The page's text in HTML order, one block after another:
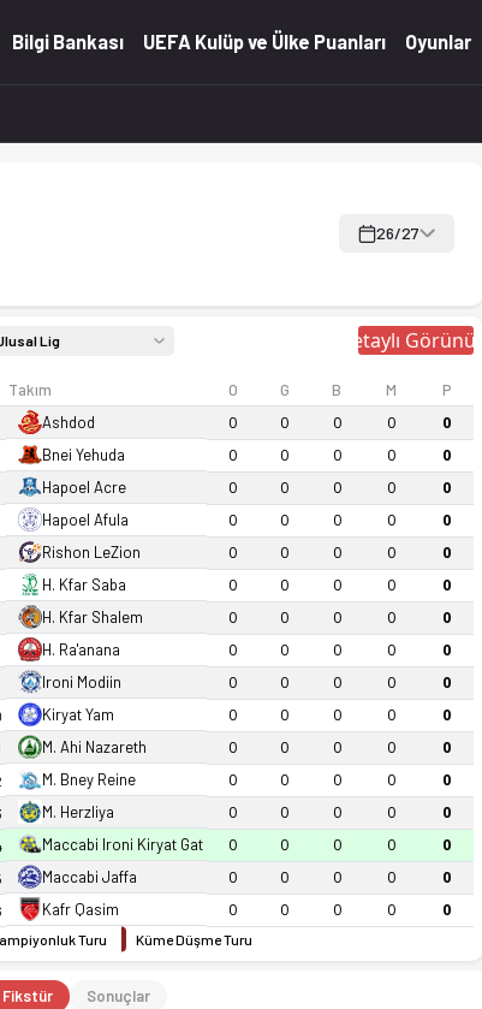
Bilgi Bankası UEFA Kulüp ve Ülke Puanları Oyunlar
26/27
Lig Detaylı Görünüm
Takım O G B M P
Ashdod 0 0 0 0 0
Bnei Yehuda 0 0 0 0 0
Hapoel Acre 0 0 0 0 0
Hapoel Afula 0 0 0 0 0
Rishon LeZion 0 0 0 0 0
H. Kfar Saba 0 0 0 0 0
H. Kfar Shalem 0 0 0 0 0
H. Ra'anana 0 0 0 0 0
Ironi Modiin 0 0 0 0 0
Kiryat Yam 0 0 0 0 0
M. Ahi Nazareth 0 0 0 0 0
M. Bney Reine 0 0 0 0 0
M. Herzliya 0 0 0 0 0
Maccabi Ironi Kiryat Gat 0 0 0 0 0
Maccabi Jaffa 0 0 0 0 0
Kafr Qasim 0 0 0 0 0
Turu Küme Düşme Turu
Fikstür Sonuçlar